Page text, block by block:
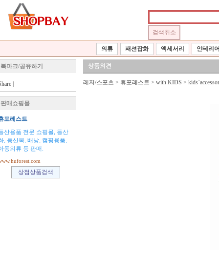
의류 패션잡화 액세서리 인테리
북마크/공유하기
판매쇼핑몰
포레스트
산용품 전문 쇼핑몰, 등산
, 등산복, 배낭, 캠핑용품,
동의류 등 판매.
상품의견
레저/스포츠 > 휴포레스트 > with KIDS >